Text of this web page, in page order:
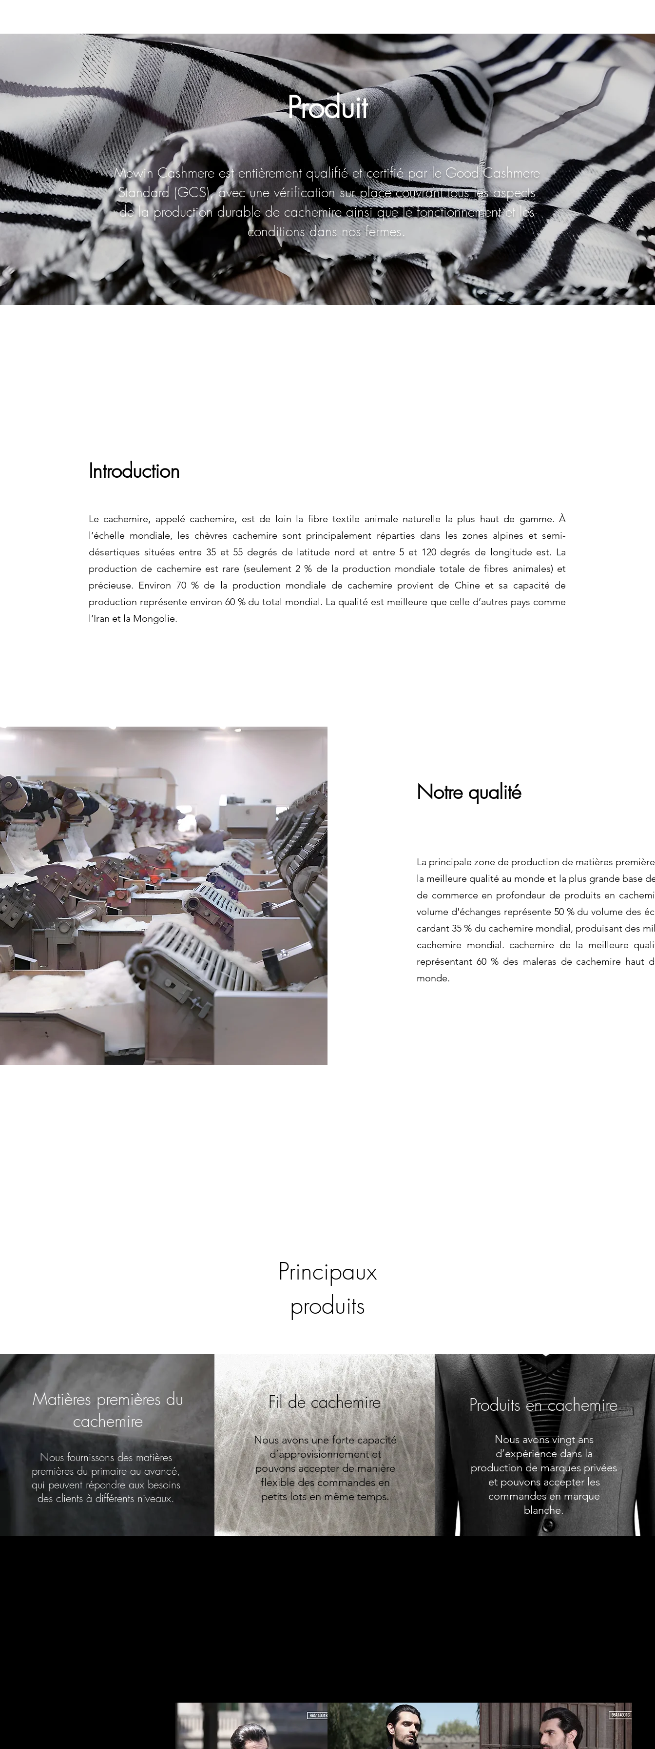
Produit
Mewin Cashmere est entièrement qualifié et certifié par le Good Cashmere
Standard (GCS), avec une vérification sur place couvrant tous les aspects
de la production durable de cachemire ainsi que le fonctionnement et les
conditions dans nos fermes.
Introduction
Le cachemire, appelé cachemire, est de loin la fibre textile animale naturelle la plus haut de gamme. À
l’échelle mondiale, les chèvres cachemire sont principalement réparties dans les zones alpines et semi-
désertiques situées entre 35 et 55 degrés de latitude nord et entre 5 et 120 degrés de longitude est. La
production de cachemire est rare (seulement 2 % de la production mondiale totale de fibres animales) et
précieuse. Environ 70 % de la production mondiale de cachemire provient de Chine et sa capacité de
production représente environ 60 % du total mondial. La qualité est meilleure que celle d’autres pays comme
l’Iran et la Mongolie.
Notre qualité
La principale zone de production de matières
la meilleure qualité au monde et la plus grande base
de commerce en profondeur de produits en
volume d'échanges représente 50 % du volume des
cardant 35 % du cachemire mondial, produisant des
cachemire mondial. cachemire de la meilleure
représentant 60 % des maleras de cachemire haut
monde.
Principaux
produits
Matières premières du
cachemire
Nous fournissons des matières
premières du primaire au avancé,
qui peuvent répondre aux besoins
des clients à différents niveaux.
Fil de cachemire
Nous avons une forte capacité
d’approvisionnement et
pouvons accepter de manière
flexible des commandes en
petits lots en même temps.
Produits en cachemire
Nous avons vingt ans
d’expérience dans la
production de marques privées
et pouvons accepter les
commandes en marque
blanche.